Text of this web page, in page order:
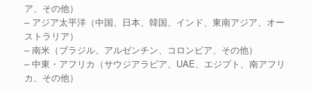
ア、その他）
– アジア太平洋（中国、日本、韓国、インド、東南アジア、オー
ストラリア）
– 南米（ブラジル、アルゼンチン、コロンビア、その他）
– 中東・アフリカ（サウジアラビア、UAE、エジプト、南アフリ
カ、その他）